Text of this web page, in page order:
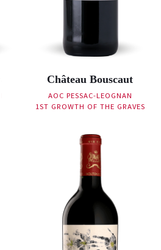
Château Bouscaut
AOC PESSAC-LEOGNAN
1ST GROWTH OF THE GRAVES